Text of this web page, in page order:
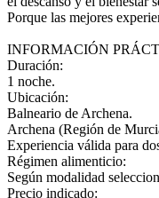
Porque las mejores
INFORMACIÓN
Duración:
1 noche.
Ubicación:
Balneario de Archena.
Archena (Región de
Experiencia válida para
Régimen alimenticio:
Según modalidad
Precio indicado: